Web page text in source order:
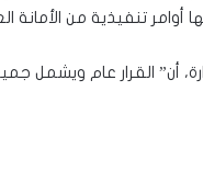
أوامر تنفيذية من الأمانة
أن” القرار عام ويشمل